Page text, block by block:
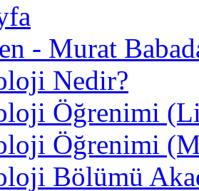
- Murat
Nedir?
Öğrenimi
Öğrenimi
Bölümü